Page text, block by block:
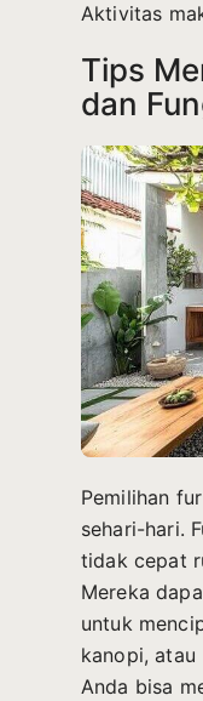
Aktivitas
Tips
dan
Pemilihan
sehari-hari.
tidak cepat
Mereka
untuk
kanopi, atau
Anda bisa